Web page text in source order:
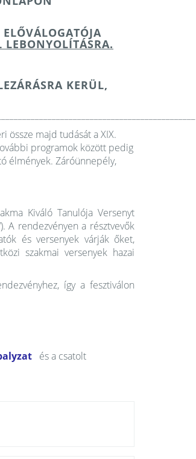
LEBONYOLÍTÁSRA.
KERÜL,
össze majd tudását a XIX.
programok között pedig
élmények. Záróünnepély,
Kiváló Tanulója Versenyt
A rendezvényen a résztvevők
és versenyek várják őket,
szakmai versenyek hazai
így a fesztiválon
és a csatolt